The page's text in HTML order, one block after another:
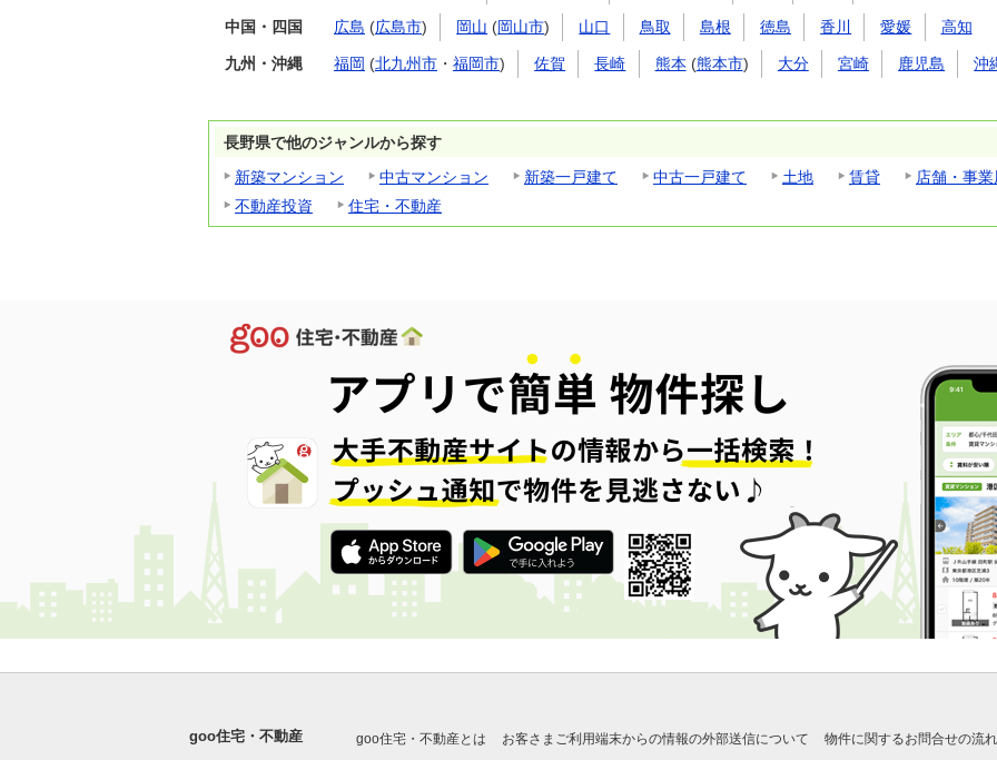
中国・四国 広島 (広島市) 岡山 (岡山市) 山口 鳥取 島根 徳島 香川 愛媛 高知
九州・沖縄 福岡 (北九州市 ・ 福岡市) 佐賀 長崎 熊本 (熊本市) 大分 宮崎 鹿児島 沖
長野県で他のジャンルから探す
新築マンション
中古マンション 新築一戸建て 中古一戸建て 土地 賃貸
店舗・事業
不動産投資
住宅・不動産
goo住宅・不動産 goo住宅・不動産とは お客さまご利用端末からの情報の外部送信について 物件に関するお問合せの流れ